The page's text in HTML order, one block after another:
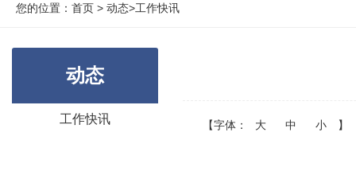
您的位置： 首页 > 动态>工作快讯
动态
工作快讯 【字体： 大 中 小 】